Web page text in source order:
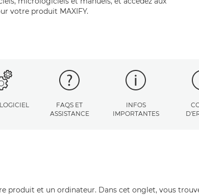
votre produit MAXIFY.
FAQS ET
ASSISTANCE
INFOS
IMPORTANTES
produit et un ordinateur. Dans cet onglet, vous